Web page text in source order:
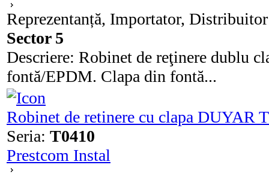
Reprezentanță, Importator, Distribuitor
Sector 5
Descriere: Robinet de reţinere dublu
fontă/EPDM. Clapa din fontă...
Robinet de retinere cu clapa DUYAR
Seria: T0410
Prestcom Instal